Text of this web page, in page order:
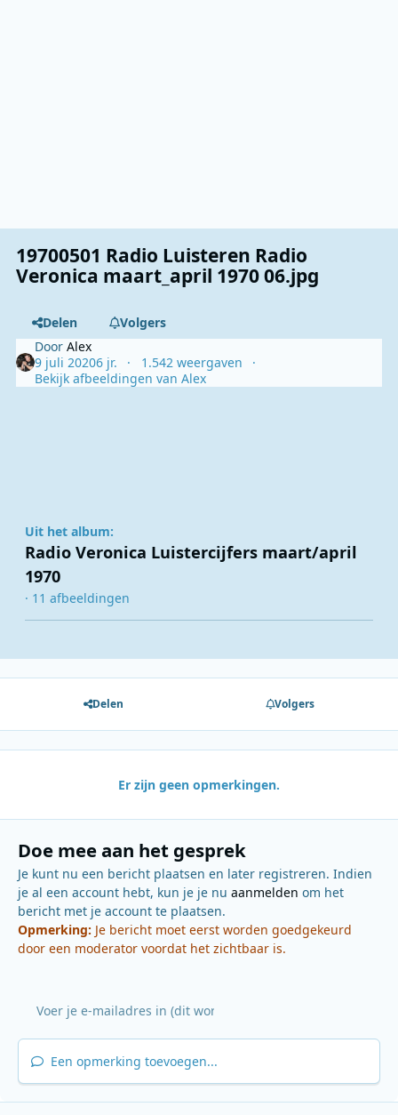
19700501 Radio Luisteren Radio
Veronica maart_april 1970 06.jpg
Delen
Volgers
DoorAlex
9 juli 20206 jr.
1.542 weergaven
Bekijk afbeeldingen van Alex
Uit het album:
Radio Veronica Luistercijfers maart/april
1970
· 11 afbeeldingen
Delen Volgers
Er zijn geen opmerkingen.
Doe mee aan het gesprek
Je kunt nu een bericht plaatsen en later registreren. Indien
je al een account hebt, kun je je nu aanmelden om het
bericht met je account te plaatsen.
Opmerking: Je bericht moet eerst worden goedgekeurd
door een moderator voordat het zichtbaar is.
Een opmerking toevoegen...